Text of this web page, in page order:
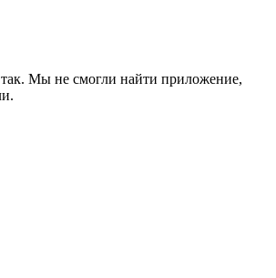
Мы не смогли найти приложение,